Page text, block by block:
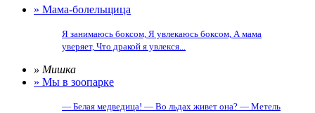
» Мама-болельщица
Я занимаюсь боксом, Я увлекаюсь боксом, А мама
уверяет, Что дракой я увлекся...
» Мишка
» Мы в зоопарке
— Белая медведица! — Во льдах живет она? — Метель